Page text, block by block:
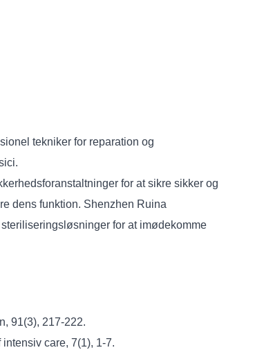
tekniker for reparation og
for at sikre sikker og
dens funktion. Shenzhen Ruina
for at imødekomme
91(3), 217-222.
care, 7(1), 1-7.